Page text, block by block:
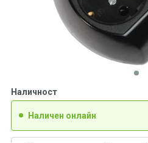
Наличност
Наличен онлайн